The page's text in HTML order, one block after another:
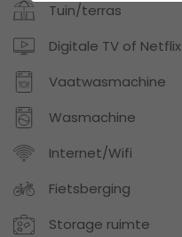
Tuin/terras
Digitale TV of Netflix
Vaatwasmachine
Wasmachine
Internet/Wifi
Fietsberging
Storage ruimte